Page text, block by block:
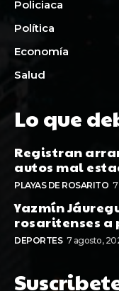
Policiaca
Política
Economía
Salud
Lo que
Registran
autos mal
PLAYAS DE ROSARITO
Yazmín
rosaritenses
DEPORTES 7 agosto,